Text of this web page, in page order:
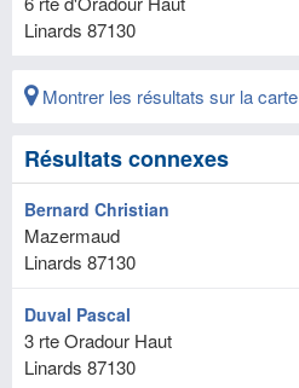
Linards 87130
Montrer les résultats sur la carte
Résultats connexes
Bernard Christian
Mazermaud
Linards 87130
Duval Pascal
3 rte Oradour Haut
Linards 87130